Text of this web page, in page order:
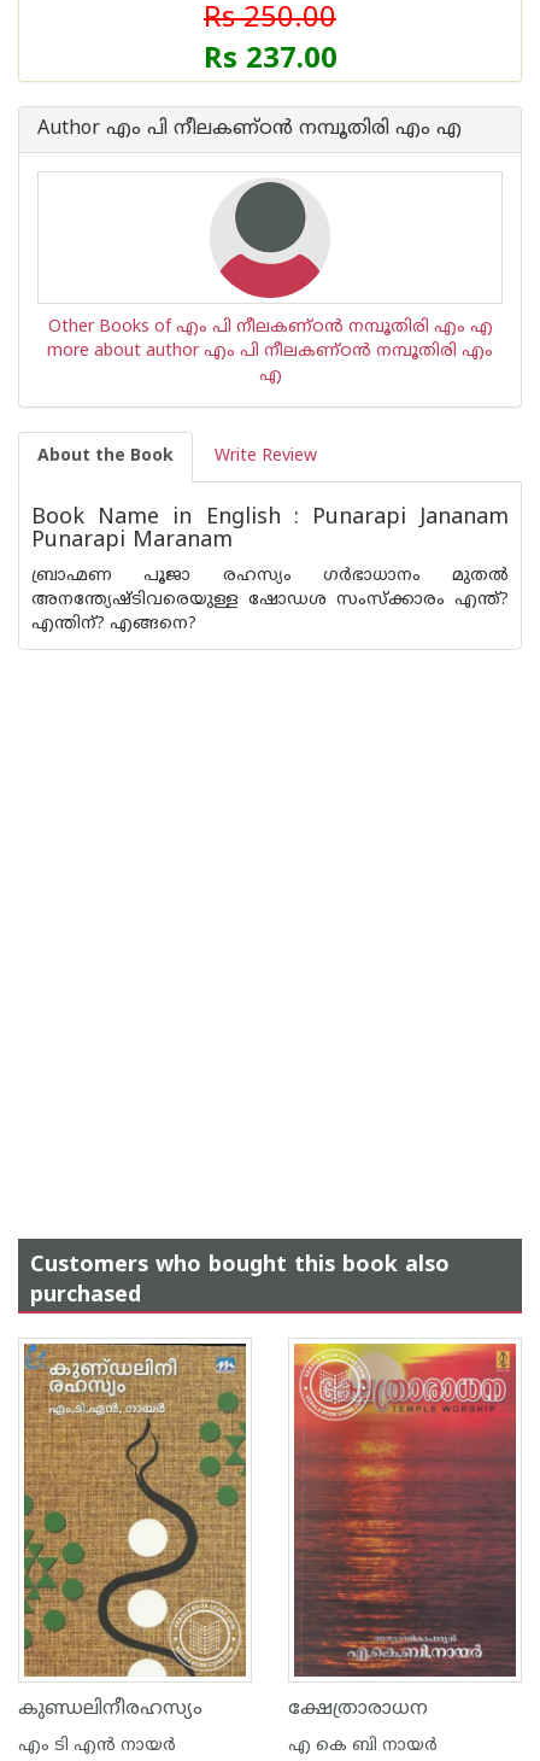
Rs 250.00
Rs 237.00
Author എം പി നീലകണ്ഠന്‍ നമ്പൂതിരി എം എ
Other Books of എം പി നീലകണ്ഠന്‍ നമ്പൂതിരി എം എ
more about author എം പി നീലകണ്ഠന്‍ നമ്പൂതിരി എം
എ
About the Book Write Review
Book Name in English : Punarapi Jananam
Punarapi Maranam
ബ്രാഹ്മണ പൂജാ രഹസ്യം ഗര്‍ഭാധാനം മുതല്‍
അനന്ത്യേഷ്ടിവരെയുള്ള ഷോഡശ സംസ്ക്കാരം എന്ത്?
എന്തിന്? എങ്ങനെ?
Customers who bought this book also
purchased
കുണ്ഡലിനീരഹസ്യം
എം ടി എന്‍ നായര്‍
ക്ഷേത്രാരാധന
എ കെ ബി നായര്‍